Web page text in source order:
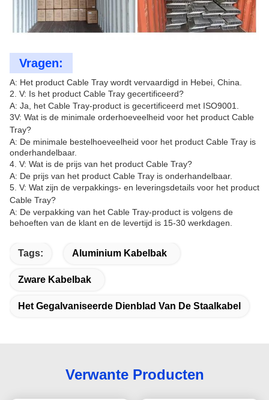
Vragen:
A: Het product Cable Tray wordt vervaardigd in Hebei, China.
2. V: Is het product Cable Tray gecertificeerd?
A: Ja, het Cable Tray-product is gecertificeerd met ISO9001.
3V: Wat is de minimale orderhoeveelheid voor het product Cable
Tray?
A: De minimale bestelhoeveelheid voor het product Cable Tray is
onderhandelbaar.
4. V: Wat is de prijs van het product Cable Tray?
A: De prijs van het product Cable Tray is onderhandelbaar.
5. V: Wat zijn de verpakkings- en leveringsdetails voor het product
Cable Tray?
A: De verpakking van het Cable Tray-product is volgens de
behoeften van de klant en de levertijd is 15-30 werkdagen.
Tags: Aluminium Kabelbak
Zware Kabelbak
Het Gegalvaniseerde Dienblad Van De Staalkabel
Verwante Producten